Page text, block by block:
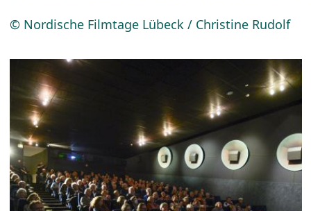
© Nordische Filmtage Lübeck / Christine Rudolf